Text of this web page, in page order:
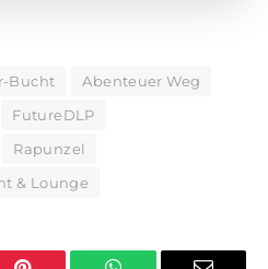
Bucht
Abenteuer Weg
FutureDLP
Rapunzel
& Lounge